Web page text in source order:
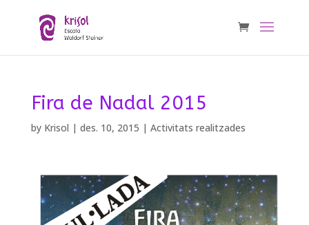
Fira de Nadal 2015
by Krisol | des. 10, 2015 | Activitats realitzades